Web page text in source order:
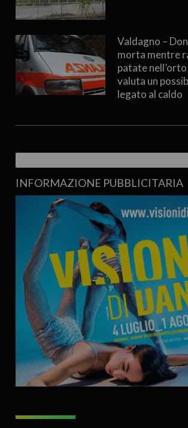
Valdagno –
morta mentre
patate nell’orto
valuta un
legato al caldo
INFORMAZIONE PUBBLICITARIA